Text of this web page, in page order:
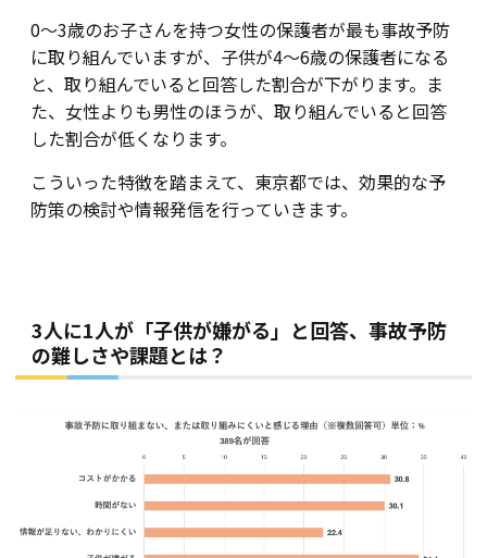
0～3歳のお子さんを持つ女性の保護者が最も事故予防
に取り組んでいますが、子供が4～6歳の保護者になる
と、取り組んでいると回答した割合が下がります。ま
た、女性よりも男性のほうが、取り組んでいると回答
した割合が低くなります。
こういった特徴を踏まえて、東京都では、効果的な予
防策の検討や情報発信を行っていきます。
3人に1人が「子供が嫌がる」と回答、事故予防
の難しさや課題とは？